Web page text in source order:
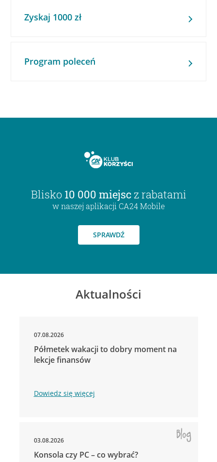
Zyskaj 1000 zł
Program poleceń
Blisko 10 000 miejsc z rabatami
w naszej aplikacji CA24 Mobile
SPRAWDŹ
Aktualności
07.08.2026
Półmetek wakacji to dobry moment na
lekcje finansów
Dowiedz się więcej
03.08.2026
Konsola czy PC – co wybrać?